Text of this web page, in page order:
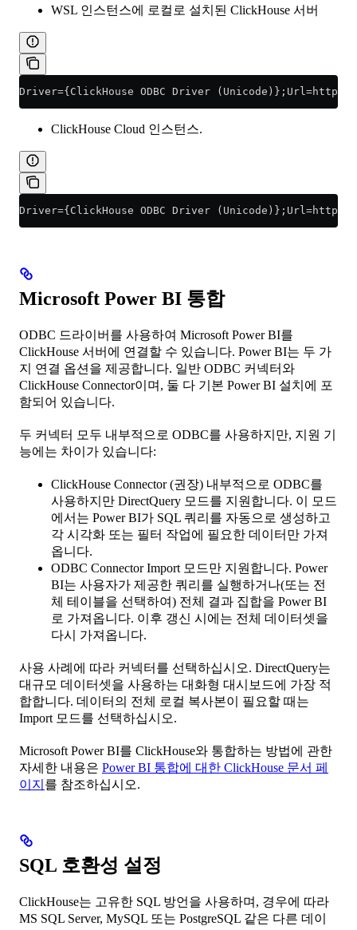
WSL 인스턴스에 로컬로 설치된 ClickHouse 서버
Driver={ClickHouse ODBC Driver
ClickHouse Cloud 인스턴스.
Driver={ClickHouse ODBC Driver
Microsoft Power BI 통합
ODBC 드라이버를 사용하여 Microsoft Power BI를
ClickHouse 서버에 연결할 수 있습니다. Power BI는 두 가
지 연결 옵션을 제공합니다. 일반 ODBC 커넥터와
ClickHouse Connector이며, 둘 다 기본 Power BI 설치에 포
함되어 있습니다.
두 커넥터 모두 내부적으로 ODBC를 사용하지만, 지원 기
능에는 차이가 있습니다:
ClickHouse Connector (권장) 내부적으로 ODBC를
사용하지만 DirectQuery 모드를 지원합니다. 이 모드
에서는 Power BI가 SQL 쿼리를 자동으로 생성하고
각 시각화 또는 필터 작업에 필요한 데이터만 가져
옵니다.
ODBC Connector Import 모드만 지원합니다. Power
BI는 사용자가 제공한 쿼리를 실행하거나(또는 전
체 테이블을 선택하여) 전체 결과 집합을 Power BI
로 가져옵니다. 이후 갱신 시에는 전체 데이터셋을
다시 가져옵니다.
사용 사례에 따라 커넥터를 선택하십시오. DirectQuery는
대규모 데이터셋을 사용하는 대화형 대시보드에 가장 적
합합니다. 데이터의 전체 로컬 복사본이 필요할 때는
Import 모드를 선택하십시오.
Microsoft Power BI를 ClickHouse와 통합하는 방법에 관한
자세한 내용은 Power BI 통합에 대한 ClickHouse 문서 페
이지 를 참조하십시오.
SQL 호환성 설정
ClickHouse는 고유한 SQL 방언을 사용하며, 경우에 따라
MS SQL Server, MySQL 또는 PostgreSQL 같은 다른 데이